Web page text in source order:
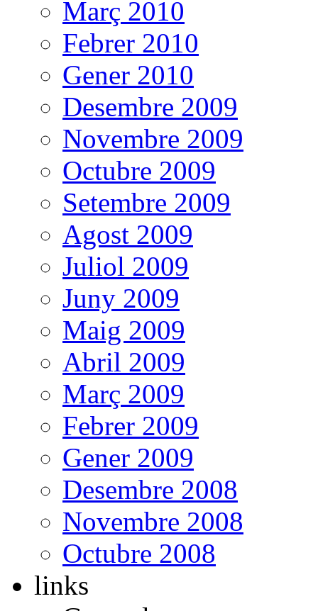
Març 2010
Febrer 2010
Gener 2010
Desembre 2009
Novembre 2009
Octubre 2009
Setembre 2009
Agost 2009
Juliol 2009
Juny 2009
Maig 2009
Abril 2009
Març 2009
Febrer 2009
Gener 2009
Desembre 2008
Novembre 2008
Octubre 2008
links